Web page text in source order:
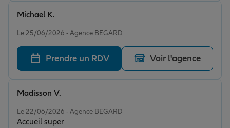
Le 25/06/2026 - Agence BEGARD
Michael K.
Prendre un RDV Voir l'agence
Le 22/06/2026 - Agence BEGARD
Accueil super
Madisson V.